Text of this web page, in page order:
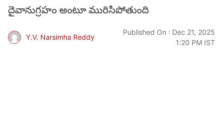
దైవానుగ్రహం అంటూ మురిసిపోతుంది
Y.V. Narsimha Reddy
Published On : Dec 21, 2025
1:20 PM IST